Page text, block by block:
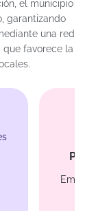
el municipio
garantizando
una red
favorece la
Empaque